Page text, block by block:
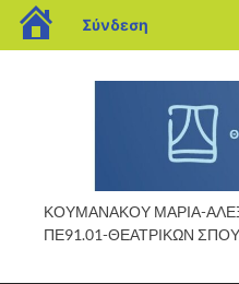
Σύνδεση
ΚΟΥΜΑΝΑΚΟΥ ΜΑΡΙΑ-
ΠΕ91.01-ΘΕΑΤΡΙΚΩΝ